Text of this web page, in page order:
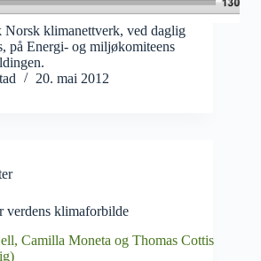
Norsk klimanettverk, ved daglig
på Energi- og miljøkomiteens
20. mai 2012
verdens klimaforbilde